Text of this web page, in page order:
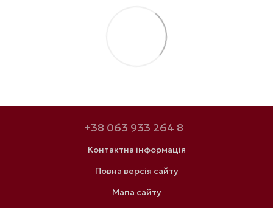
+38 063 933 264 8
Контактна інформація
Повна версія сайту
Мапа сайту